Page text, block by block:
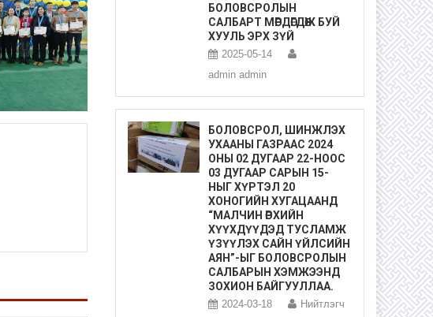
БОЛОВСРОЛЫН
САЛБАРТ МӨРДӨГДӨЖ БУЙ
ХУУЛЬ ЭРХ ЗҮЙ
2025-05-14
admin admin
БОЛОВСРОЛ, ШИНЖЛЭХ
УХААНЫ ГАЗРААС 2024
ОНЫ 02 ДУГААР 22-НООС
03 ДУГААР САРЫН 15-
НЫГ ХҮРТЭЛ 20
ХОНОГИЙН ХУГАЦААНД
“МАЛЧИН ӨРХИЙН
ХҮҮХДҮҮДЭД ТУСЛАМЖ
ҮЗҮҮЛЭХ САЙН ҮЙЛСИЙН
АЯН”-ЫГ БОЛОВСРОЛЫН
САЛБАРЫН ХЭМЖЭЭНД
ЗОХИОН БАЙГУУЛЛАА.
2024-03-18 Нийтлэгч